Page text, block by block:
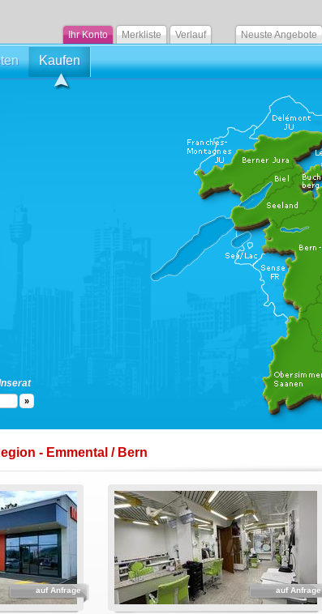
Ihr Konto Merkliste Verlauf Neuste Angebote
Kaufen
- Emmental / Bern
auf Anfrage auf Anfrage